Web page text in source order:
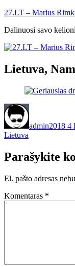
Eiti
turinio
27.LT – Marius
Dalinuosi savo
Lietuva,
admin2018 4
Lietuva
Parašykite
El. pašto adresas
Komentaras *